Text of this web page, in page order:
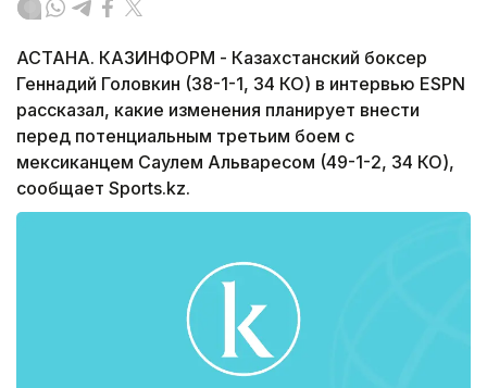
АСТАНА. КАЗИНФОРМ - Казахстанский боксер
Геннадий Головкин (38-1-1, 34 КО) в интервью ESPN
рассказал, какие изменения планирует внести
перед потенциальным третьим боем с
мексиканцем Саулем Альваресом (49-1-2, 34 КО),
сообщает Sports.kz.